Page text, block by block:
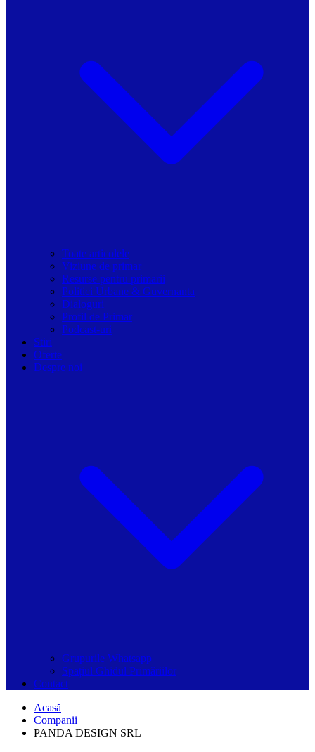
Toate articolele
Viziune de primar
Resurse pentru primarii
Politici Urbane & Guvernanta
Dialoguri
Profil de Primar
Podcast-uri
Stiri
Oferte
Despre noi
Grupurile Whatsapp
Spațiul Ghidul Primăriilor
Contact
Acasă
Companii
PANDA DESIGN SRL